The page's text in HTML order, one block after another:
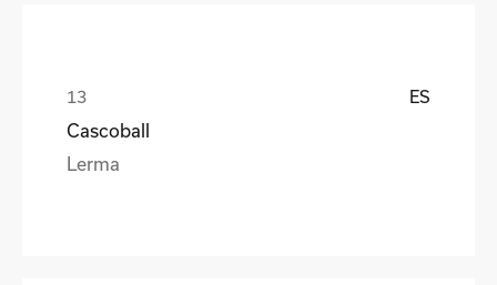
ES
Cascoball
Lerma